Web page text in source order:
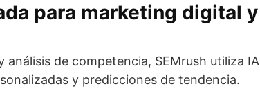
para marketing digital y
análisis de competencia, SEMrush utiliza IA
y predicciones de tendencia.